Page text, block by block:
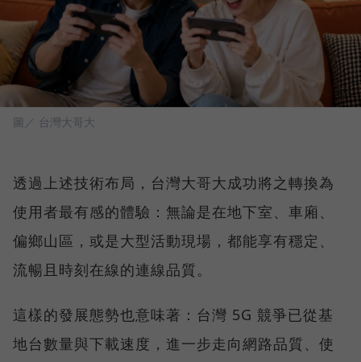
圖／ 台灣大哥大
透過上述技術布局，台灣大哥大成功將之轉換為
使用者最有感的體驗：無論是在地下室、車廂、
偏鄉山區，或是大型活動現場，都能享有穩定、
流暢且時刻在線的連線品質。
這樣的發展態勢也意味著：台灣 5G 競爭已從基
地台數量與下載速度，進一步走向網路品質、使